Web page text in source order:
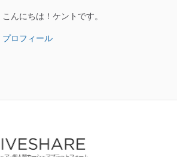
こんにちは！ケントです。
プロフィール